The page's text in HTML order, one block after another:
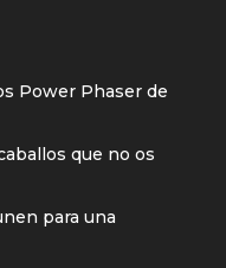
Power Phaser de
que no os
para una